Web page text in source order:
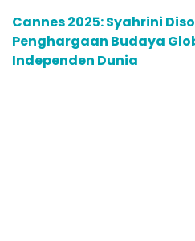
Cannes 2025: Syahrini
Penghargaan Budaya
Independen Dunia